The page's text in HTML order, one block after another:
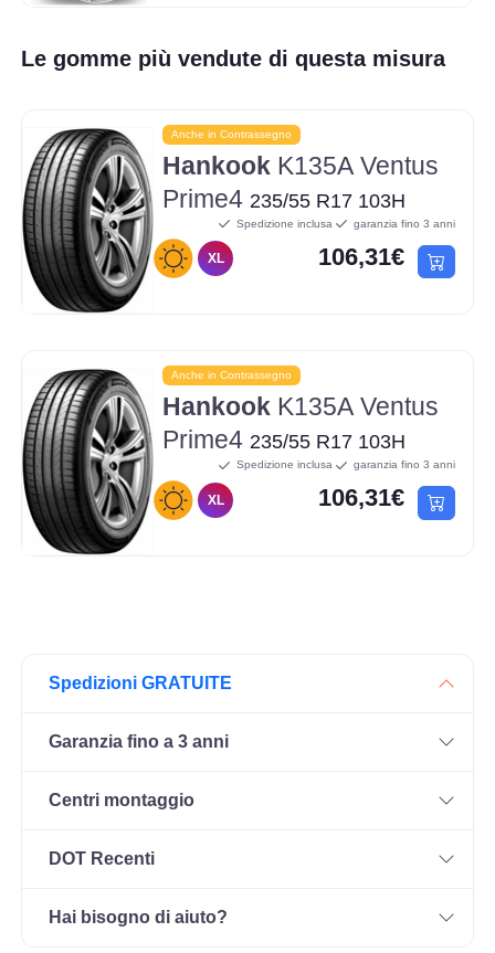
Le gomme più vendute di questa misura
Anche in Contrassegno
Hankook K135A Ventus
Prime4 235/55 R17 103H
XL
Spedizione inclusa garanzia fino 3 anni
106,31€
Anche in Contrassegno
Hankook K135A Ventus
Prime4 235/55 R17 103H
XL
Spedizione inclusa garanzia fino 3 anni
106,31€
Spedizioni GRATUITE
Garanzia fino a 3 anni
Centri montaggio
DOT Recenti
Hai bisogno di aiuto?